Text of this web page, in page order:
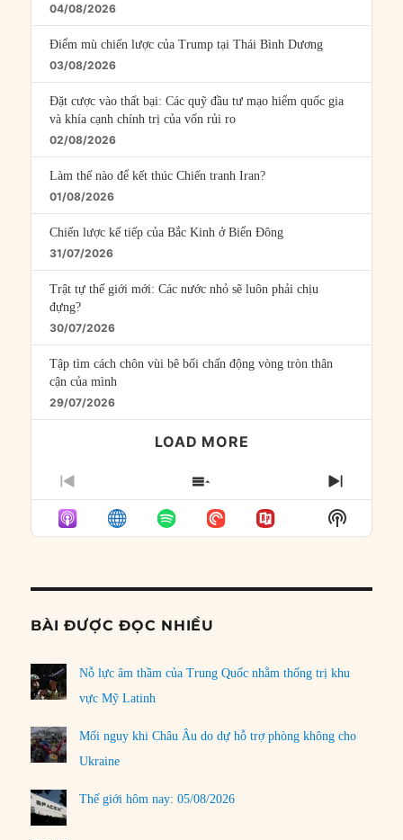
04/08/2026
Điểm mù chiến lược của Trump tại Thái Bình Dương
03/08/2026
Đặt cược vào thất bại: Các quỹ đầu tư mạo hiểm quốc gia
và khía cạnh chính trị của vốn rủi ro
02/08/2026
Làm thế nào để kết thúc Chiến tranh Iran?
01/08/2026
Chiến lược kế tiếp của Bắc Kinh ở Biển Đông
31/07/2026
Trật tự thế giới mới: Các nước nhỏ sẽ luôn phải chịu
đựng?
30/07/2026
Tập tìm cách chôn vùi bê bối chấn động vòng tròn thân
cận của mình
29/07/2026
LOAD MORE
PREVIOUS
EPISODE
SHOW
EPISODES
LIST
NEXT
Show
Podcast
BÀI ĐƯỢC ĐỌC NHIỀU
Nỗ lực âm thầm của Trung Quốc nhằm thống trị khu
vực Mỹ Latinh
Mối nguy khi Châu Âu do dự hỗ trợ phòng không cho
Ukraine
Thế giới hôm nay: 05/08/2026